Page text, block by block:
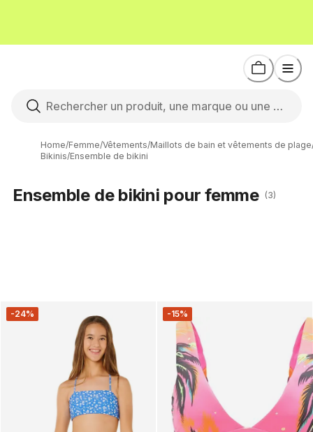
Home/Femme/Vêtements/Maillots de bain et vêtements de plage
Bikinis/Ensemble de bikini
Ensemble de bikini pour femme (3)
-24% -15%